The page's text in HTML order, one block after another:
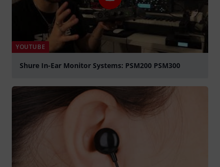
YOUTUBE
Shure In-Ear Monitor Systems: PSM200 PSM300